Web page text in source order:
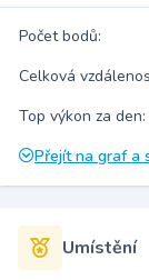
Počet bodů:
Celková
Top výkon za den:
Přejít na graf a
Umístění